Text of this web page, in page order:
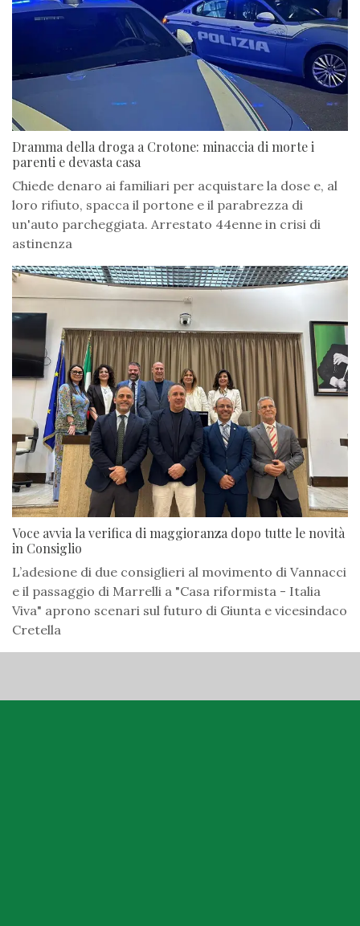
Dramma della droga a Crotone: minaccia di morte i
parenti e devasta casa
Chiede denaro ai familiari per acquistare la dose e, al
loro rifiuto, spacca il portone e il parabrezza di
un'auto parcheggiata. Arrestato 44enne in crisi di
astinenza
Voce avvia la verifica di maggioranza dopo tutte le novità
in Consiglio
L’adesione di due consiglieri al movimento di Vannacci
e il passaggio di Marrelli a "Casa riformista - Italia
Viva" aprono scenari sul futuro di Giunta e vicesindaco
Cretella